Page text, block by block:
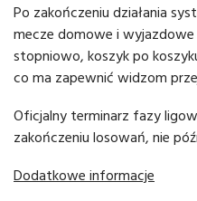
Po zakończeniu działania
mecze domowe i
stopniowo, koszyk po
co ma zapewnić widzom
Oficjalny terminarz fazy
zakończeniu losowań, nie
Dodatkowe informacje